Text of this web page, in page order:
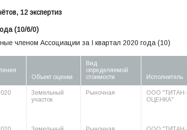
12 экспертиз
(10/6/0)
членом Ассоциации за I квартал 2020 года (10)
Объект оценки
Вид
определяемой
стоимости
Исполнитель
Земельный
участок
Рыночная
ООО "ТИТАН-
ОЦЕНКА"